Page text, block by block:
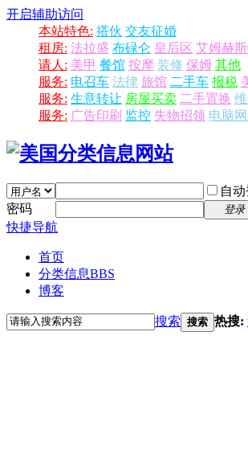
开启辅助访问
本站特色: 搭伙 交友征婚
租房: 法拉盛 布碌仑 皇后区 艾姆赫
请人: 美甲 餐馆 按摩 装修 保姆 其他
服务: 电召车 法律 旅馆 二手车 报税
服务: 生意转让 房屋买卖 二手置换
服务: 广告印刷 监控 失物招领 电脑
自
密码
登录
快捷导航
首页
分类信息BBS
博客
搜索 搜索 热搜: